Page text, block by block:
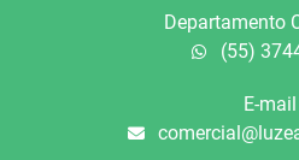
Departamento
(55)
E-mail